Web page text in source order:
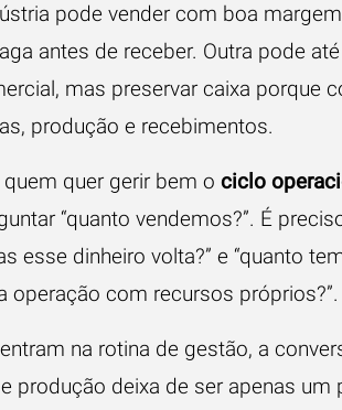
pode vender com boa
antes de receber. Outra pode
mas preservar caixa porque
produção e recebimentos.
quer gerir bem o ciclo
“quanto vendemos?”. É
esse dinheiro volta?” e “quanto
operação com recursos próprios?”.
na rotina de gestão, a
produção deixa de ser apenas um